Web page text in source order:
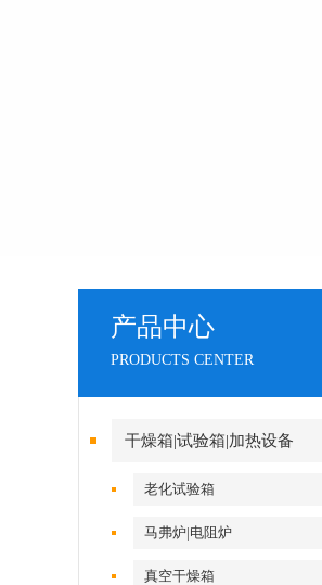
产品中心
PRODUCTS CENTER
干燥箱|试验箱|加热设备
老化试验箱
马弗炉|电阻炉
真空干燥箱